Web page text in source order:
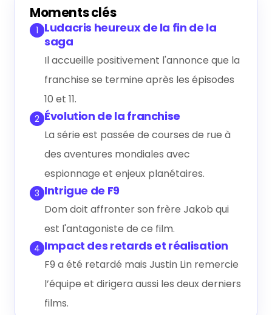
Générer le résumé IA
Moments clés
1
Ludacris heureux de la fin de la
saga
Il accueille positivement l'annonce que la
franchise se termine après les épisodes
10 et 11.
2 Évolution de la franchise
La série est passée de courses de rue à
des aventures mondiales avec
espionnage et enjeux planétaires.
3 Intrigue de F9
Dom doit affronter son frère Jakob qui
est l'antagoniste de ce film.
4 Impact des retards et réalisation
F9 a été retardé mais Justin Lin remercie
l’équipe et dirigera aussi les deux derniers
films.